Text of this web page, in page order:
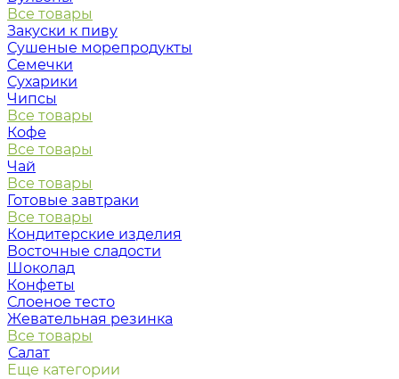
Все товары
Закуски к пиву
Сушеные морепродукты
Семечки
Сухарики
Чипсы
Все товары
Кофе
Все товары
Чай
Все товары
Готовые завтраки
Все товары
Кондитерские изделия
Восточные сладости
Шоколад
Конфеты
Слоеное тесто
Жевательная резинка
Все товары
Салат
Еще категории